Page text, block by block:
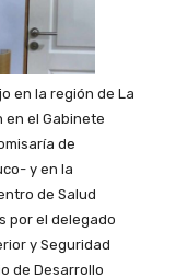
en la región de La
el Gabinete
de
y en la
de Salud
por el delegado
y Seguridad
de Desarrollo